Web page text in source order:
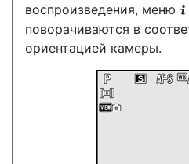
воспроизведения, меню i
поворачиваются в
ориентацией камеры.